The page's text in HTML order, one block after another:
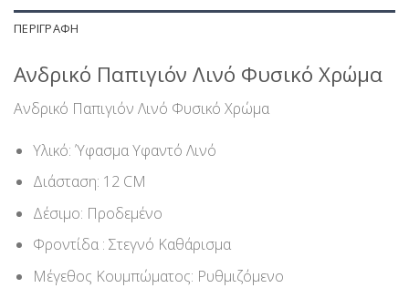
ΠΕΡΙΓΡΑΦΉ
Ανδρικό Παπιγιόν Λινό Φυσικό Χρώμα
Ανδρικό Παπιγιόν Λινό Φυσικό Χρώμα
Υλικό: Ύφασμα Υφαντό Λινό
Διάσταση: 12 CM
Δέσιμο: Προδεμένο
Φρoντίδα : Στεγνό Καθάρισμα
Μέγεθος Κουμπώματος: Ρυθμιζόμενο